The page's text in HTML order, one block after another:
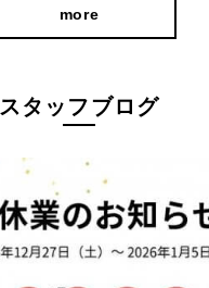
more
スタッフブログ